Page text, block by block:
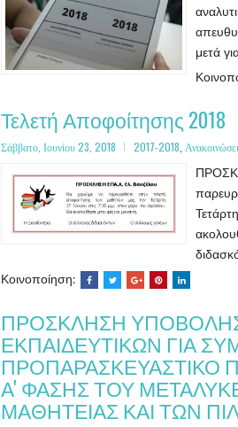
μετά
Τελετή Αποφοίτησης 2018
Σάββατο, Ιουνίου 23, 2018 2017-2018,
Κοινοποίηση:
ΠΡΟΣΚΛΗΣΗ
ΕΚΠΑΙΔΕΥΤΙΚΩΝ ΓΙΑ
ΠΡΟΠΑΡΑΣΚΕΥΑΣΤΙΚΟ
Α' ΦΑΣΗΣ ΤΟΥ
ΜΑΘΗΤΕΙΑΣ ΚΑΙ ΤΩΝ